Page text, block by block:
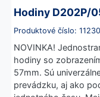
Hodiny D202P/
Produktové číslo:
NOVINKA!
hodiny so
57mm. Sú
prevádzku, aj ako